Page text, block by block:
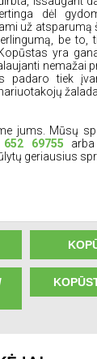
dėl
už atsparumą
be to,
yra
nemažai
padaro tiek
jums. Mūsų
652 69755
geriausius